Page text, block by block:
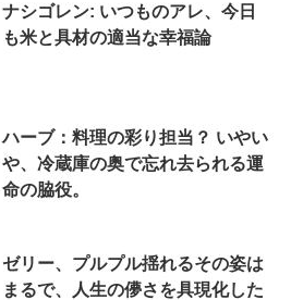
ナシゴレン: いつものアレ、今日
も米と具材の適当な幸福論
ハーブ：料理の彩り担当？ いやい
や、冷蔵庫の奥で忘れ去られる運
命の脇役。
ゼリー、プルプル揺れるその姿は
まるで、人生の儚さを具現化した